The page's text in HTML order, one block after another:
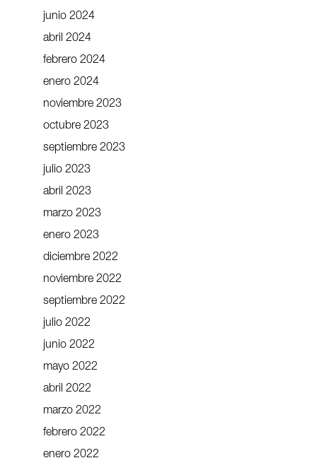
junio 2024
abril 2024
febrero 2024
enero 2024
noviembre 2023
octubre 2023
septiembre 2023
julio 2023
abril 2023
marzo 2023
enero 2023
diciembre 2022
noviembre 2022
septiembre 2022
julio 2022
junio 2022
mayo 2022
abril 2022
marzo 2022
febrero 2022
enero 2022